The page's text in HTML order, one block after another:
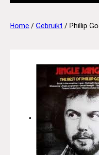
Home /Gebruikt / Phillip